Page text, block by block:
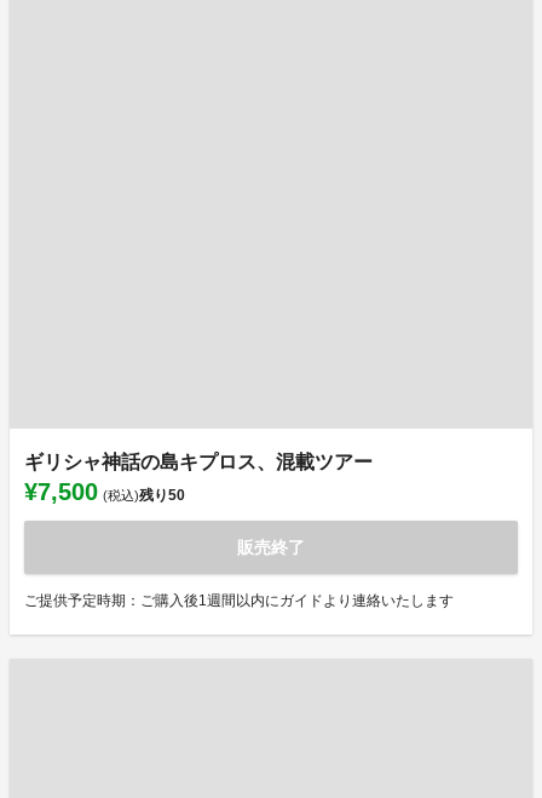
ギリシャ神話の島キプロス、混載ツアー
¥7,500 (税込)残り50
販売終了
ご提供予定時期：ご購入後1週間以内にガイドより連絡いたします